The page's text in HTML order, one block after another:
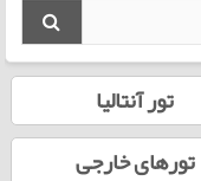
تور آنتالیا
تورهای خارجی